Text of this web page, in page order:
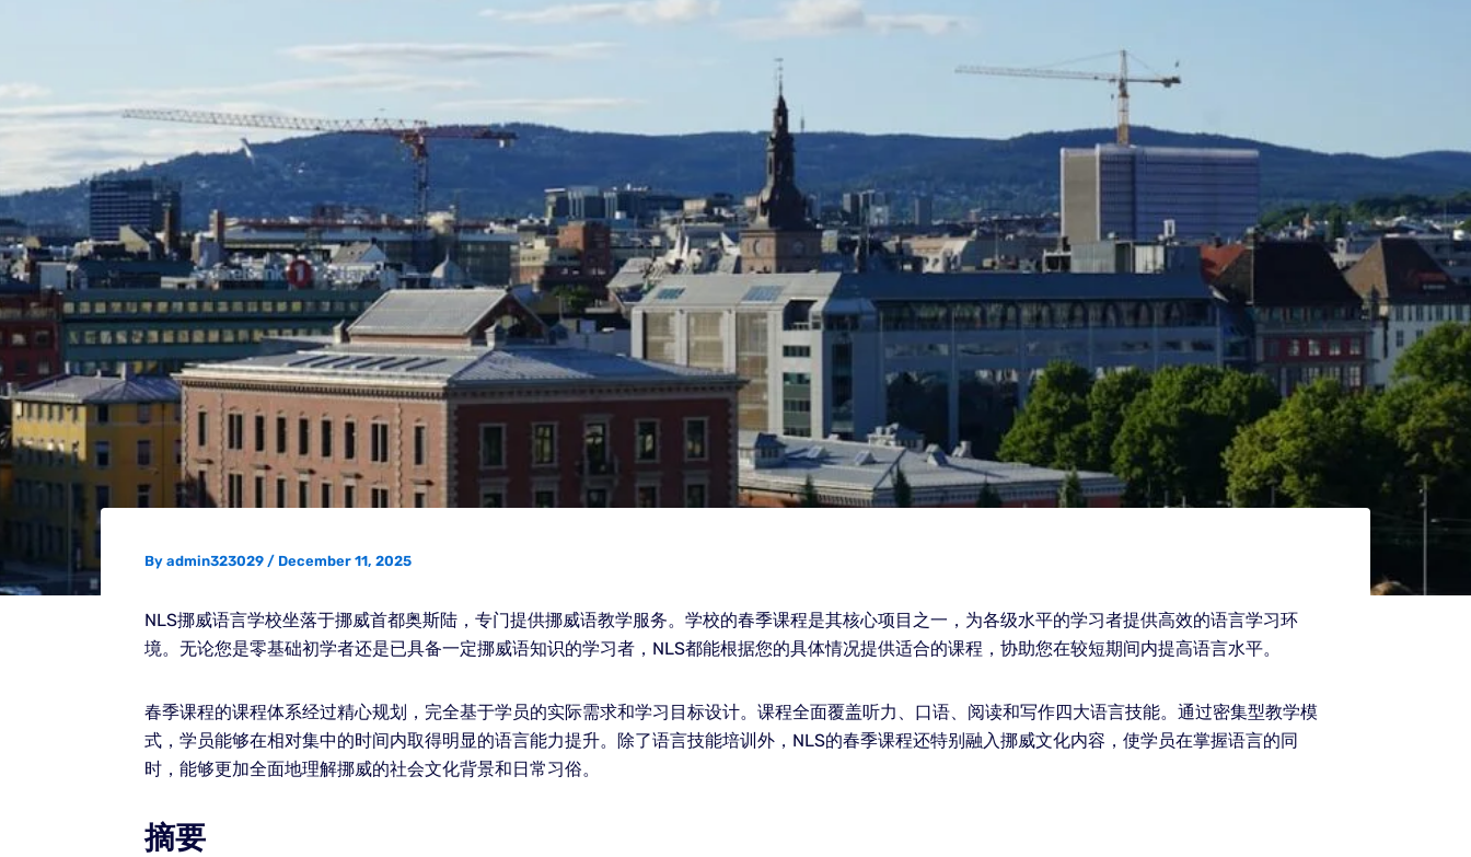
By admin323029 / December 11, 2025
NLS挪威语言学校坐落于挪威首都奥斯陆，专门提供挪威语教学服务。学校的春季课程是其核心项目之一，为各级水平的学习者提供高效的语言学习环
境。无论您是零基础初学者还是已具备一定挪威语知识的学习者，NLS都能根据您的具体情况提供适合的课程，协助您在较短期间内提高语言水平。
春季课程的课程体系经过精心规划，完全基于学员的实际需求和学习目标设计。课程全面覆盖听力、口语、阅读和写作四大语言技能。通过密集型教学模
式，学员能够在相对集中的时间内取得明显的语言能力提升。除了语言技能培训外，NLS的春季课程还特别融入挪威文化内容，使学员在掌握语言的同
时，能够更加全面地理解挪威的社会文化背景和日常习俗。
摘要